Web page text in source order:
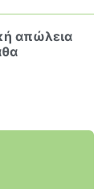
απώλεια